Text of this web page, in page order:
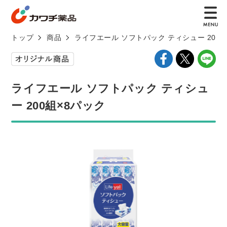
トップ 商品 ライフエール ソフトパック ティシュー 200
ライフエール ソフトパック ティシュ
ー 200組×8パック